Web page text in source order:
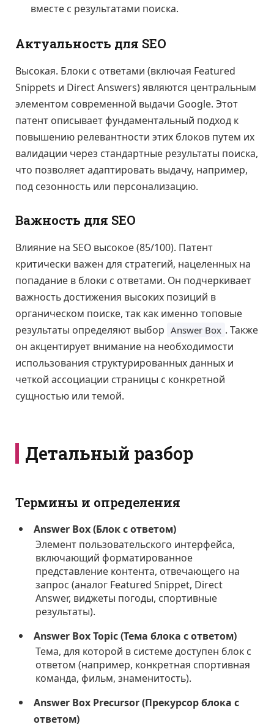
вместе с результатами поиска.
Актуальность для SEO
Высокая. Блоки с ответами (включая Featured
Snippets и Direct Answers) являются центральным
элементом современной выдачи Google. Этот
патент описывает фундаментальный подход к
повышению релевантности этих блоков путем их
валидации через стандартные результаты поиска,
что позволяет адаптировать выдачу, например,
под сезонность или персонализацию.
Важность для SEO
Влияние на SEO высокое (85/100). Патент
критически важен для стратегий, нацеленных на
попадание в блоки с ответами. Он подчеркивает
важность достижения высоких позиций в
органическом поиске, так как именно топовые
результаты определяют выбор Answer Box . Также
он акцентирует внимание на необходимости
использования структурированных данных и
четкой ассоциации страницы с конкретной
сущностью или темой.
Детальный разбор
Термины и определения
Answer Box (Блок с ответом)
Элемент пользовательского интерфейса,
включающий форматированное
представление контента, отвечающего на
запрос (аналог Featured Snippet, Direct
Answer, виджеты погоды, спортивные
результаты).
Answer Box Topic (Тема блока с ответом)
Тема, для которой в системе доступен блок с
ответом (например, конкретная спортивная
команда, фильм, знаменитость).
Answer Box Precursor (Прекурсор блока с
ответом)